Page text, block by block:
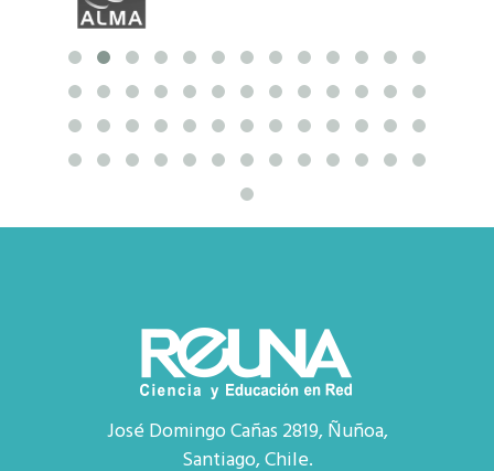
José Domingo Cañas 2819, Ñuñoa,
Santiago, Chile.